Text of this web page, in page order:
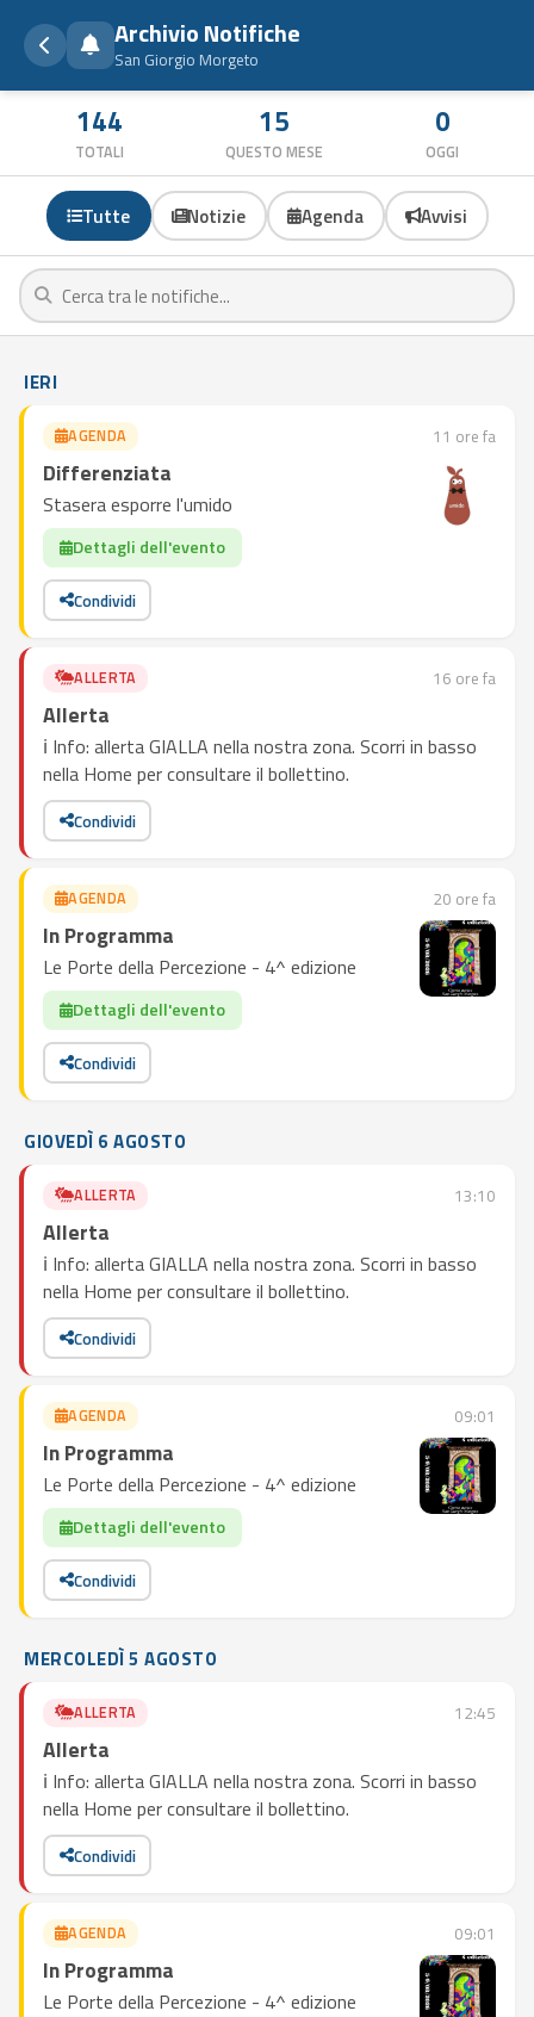
Archivio Notifiche
San Giorgio Morgeto
144
TOTALI
15
QUESTO MESE
0
OGGI
Tutte Notizie Agenda Avvisi
IERI
AGENDA 11 ore fa
Differenziata
Stasera esporre l'umido
Dettagli dell'evento
Condividi
ALLERTA 16 ore fa
Allerta
ℹ️ Info: allerta GIALLA nella nostra zona. Scorri in basso
nella Home per consultare il bollettino.
Condividi
AGENDA 20 ore fa
In Programma
Le Porte della Percezione - 4^ edizione
Dettagli dell'evento
Condividi
GIOVEDÌ 6 AGOSTO
ALLERTA 13:10
Allerta
ℹ️ Info: allerta GIALLA nella nostra zona. Scorri in basso
nella Home per consultare il bollettino.
Condividi
AGENDA 09:01
In Programma
Le Porte della Percezione - 4^ edizione
Dettagli dell'evento
Condividi
MERCOLEDÌ 5 AGOSTO
ALLERTA 12:45
Allerta
ℹ️ Info: allerta GIALLA nella nostra zona. Scorri in basso
nella Home per consultare il bollettino.
Condividi
AGENDA 09:01
In Programma
Le Porte della Percezione - 4^ edizione